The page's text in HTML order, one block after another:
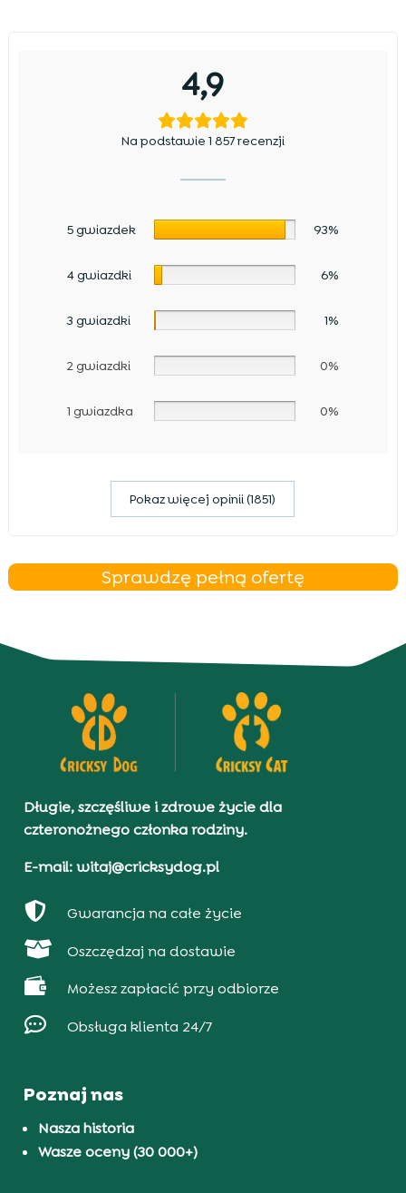
4,9
Na podstawie 1 857 recenzji
5 gwiazdek 93%
4 gwiazdki 6%
3 gwiazdki 1%
2 gwiazdki 0%
1 gwiazdka 0%
Pokaz więcej opinii (1851)
Sprawdzę pełną ofertę
Długie, szczęśliwe i zdrowe życie dla
czteronożnego członka rodziny.
E-mail: witaj@cricksydog.pl
 Gwarancja na całe życie
 Oszczędzaj na dostawie
 Możesz zapłacić przy odbiorze
 Obsługa klienta 24/7
Poznaj nas
Nasza historia
Wasze oceny (30 000+)